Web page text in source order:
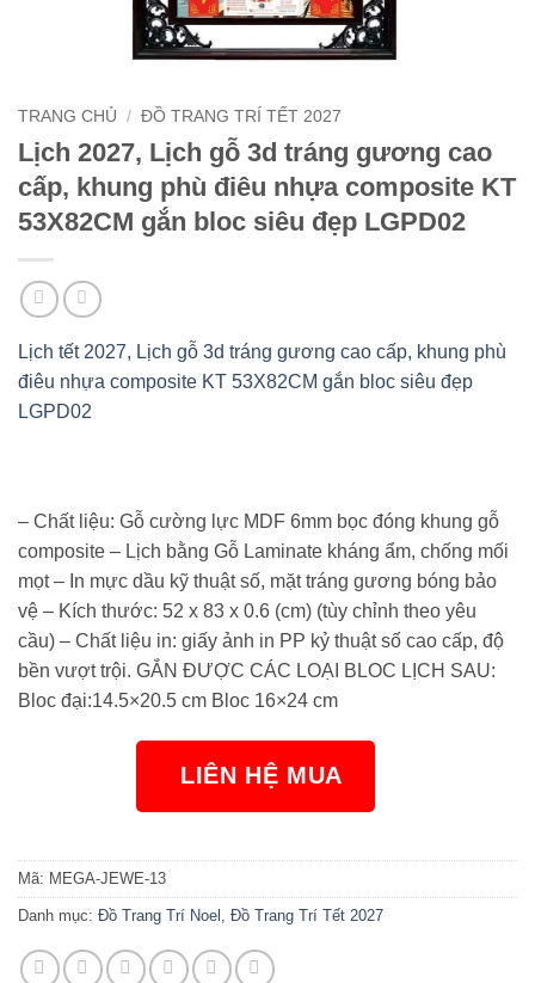
TRANG CHỦ / ĐỒ TRANG TRÍ TẾT 2027
Lịch 2027, Lịch gỗ 3d tráng gương cao
cấp, khung phù điêu nhựa composite KT
53X82CM gắn bloc siêu đẹp LGPD02
Lịch tết 2027, Lịch gỗ 3d tráng gương cao cấp, khung phù
điêu nhựa composite KT 53X82CM gắn bloc siêu đẹp
LGPD02
– Chất liệu: Gỗ cường lực MDF 6mm bọc đóng khung gỗ
composite – Lịch bằng Gỗ Laminate kháng ẩm, chống mối
mọt – In mực dầu kỹ thuật số, mặt tráng gương bóng bảo
vệ – Kích thước: 52 x 83 x 0.6 (cm) (tùy chỉnh theo yêu
cầu) – Chất liệu in: giấy ảnh in PP kỷ thuật số cao cấp, độ
bền vượt trội. GẮN ĐƯỢC CÁC LOẠI BLOC LỊCH SAU:
Bloc đại:14.5×20.5 cm Bloc 16×24 cm
LIÊN HỆ MUA
Mã: MEGA-JEWE-13
Danh mục: Đồ Trang Trí Noel Đồ Trang Trí Tết 2027